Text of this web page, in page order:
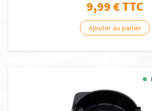
9,99€ TTC
Ajouter au panier